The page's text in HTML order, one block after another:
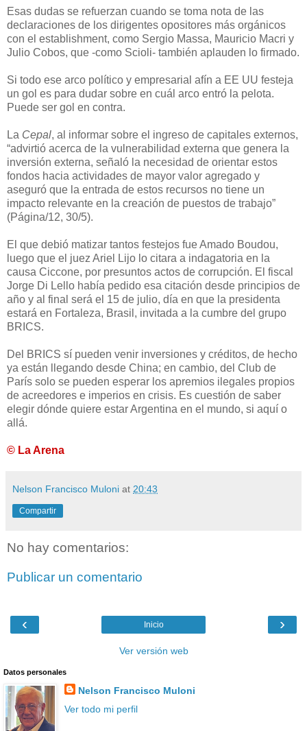
Esas dudas se refuerzan cuando se toma nota de las
declaraciones de los dirigentes opositores más orgánicos
con el establishment, como Sergio Massa, Mauricio Macri y
Julio Cobos, que -como Scioli- también aplauden lo firmado.
Si todo ese arco político y empresarial afín a EE UU festeja
un gol es para dudar sobre en cuál arco entró la pelota.
Puede ser gol en contra.
La Cepal, al informar sobre el ingreso de capitales externos,
“advirtió acerca de la vulnerabilidad externa que genera la
inversión externa, señaló la necesidad de orientar estos
fondos hacia actividades de mayor valor agregado y
aseguró que la entrada de estos recursos no tiene un
impacto relevante en la creación de puestos de trabajo”
(Página/12, 30/5).
El que debió matizar tantos festejos fue Amado Boudou,
luego que el juez Ariel Lijo lo citara a indagatoria en la
causa Ciccone, por presuntos actos de corrupción. El fiscal
Jorge Di Lello había pedido esa citación desde principios de
año y al final será el 15 de julio, día en que la presidenta
estará en Fortaleza, Brasil, invitada a la cumbre del grupo
BRICS.
Del BRICS sí pueden venir inversiones y créditos, de hecho
ya están llegando desde China; en cambio, del Club de
París solo se pueden esperar los apremios ilegales propios
de acreedores e imperios en crisis. Es cuestión de saber
elegir dónde quiere estar Argentina en el mundo, si aquí o
allá.
© La Arena
Nelson Francisco Muloni at 20:43
Compartir
No hay comentarios:
Publicar un comentario
‹ ›
Inicio
Ver versión web
Datos personales
Nelson Francisco Muloni
Ver todo mi perfil